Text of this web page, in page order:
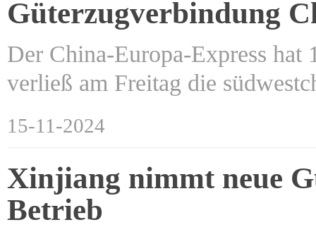
Güterzugverbindung
Der China-Europa-Express hat
verließ am Freitag die
15-11-2024
Xinjiang nimmt neue
Betrieb